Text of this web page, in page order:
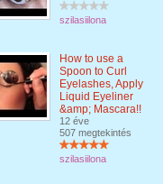
szilasiilona
How to use a
Spoon to Curl
Eyelashes, Apply
Liquid Eyeliner
&amp; Mascara!!
12 éve
507 megtekintés
szilasiilona